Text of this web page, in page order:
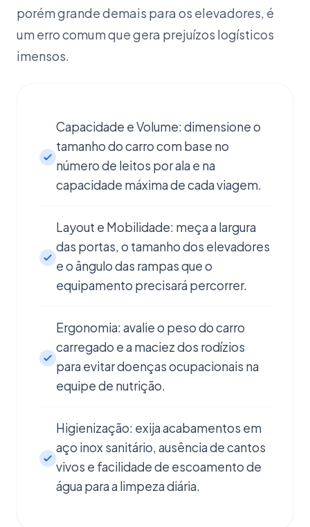
porém grande demais para os elevadores, é
um erro comum que gera prejuízos logísticos
imensos.
Capacidade e Volume: dimensione o
tamanho do carro com base no
número de leitos por ala e na
capacidade máxima de cada viagem.
Layout e Mobilidade: meça a largura
das portas, o tamanho dos elevadores
e o ângulo das rampas que o
equipamento precisará percorrer.
Ergonomia: avalie o peso do carro
carregado e a maciez dos rodízios
para evitar doenças ocupacionais na
equipe de nutrição.
Higienização: exija acabamentos em
aço inox sanitário, ausência de cantos
vivos e facilidade de escoamento de
água para a limpeza diária.